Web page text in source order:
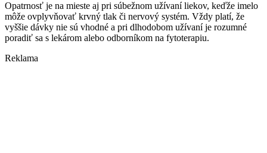
Opatrnosť je na mieste aj pri súbežnom užívaní liekov, keďže imelo
môže ovplyvňovať krvný tlak či nervový systém. Vždy platí, že
vyššie dávky nie sú vhodné a pri dlhodobom užívaní je rozumné
poradiť sa s lekárom alebo odborníkom na fytoterapiu.
Reklama